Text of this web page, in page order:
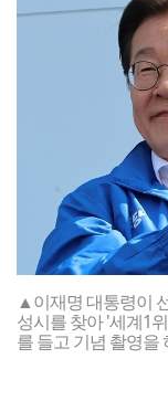
▲이재명 대통령이
성시를 찾아 '세계1
를 들고 기념 촬영을